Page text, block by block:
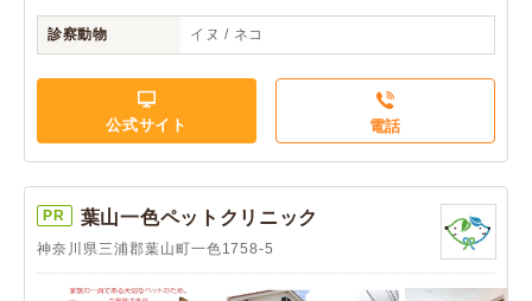
診察動物 イヌ / ネコ
公式サイト 電話
PR 葉山一色ペットクリニック
神奈川県三浦郡葉山町一色1758-5